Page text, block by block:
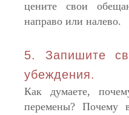
цените свои
направо или налево.
5. Запишите
убеждения.
Как думаете,
перемены? Почему